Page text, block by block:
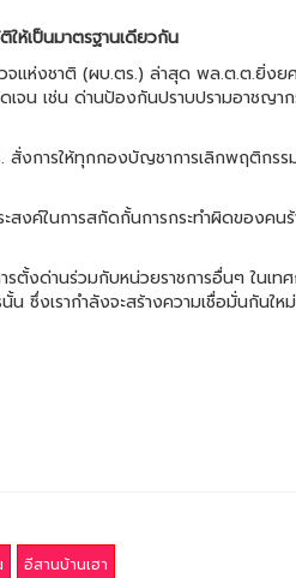
ห้เป็นมาตรฐานเดียวกัน
แห่งชาติ (ผบ.ตร.) ล่าสุด พล.ต.ต.ยิ่งย
จน เช่น ด่านป้องกันปราบปรามอาชญา
การให้ทุกกองบัญชาการเลิกพฤติกรร
ค์ในการสกัดกั้นการกระทำผิดของคนร้
ด่านร่วมกับหน่วยราชการอื่นๆ ในเทศ
งเรากำลังจะสร้างความเชื่อมั่นกันใหม่
อีสานบ้านเฮา